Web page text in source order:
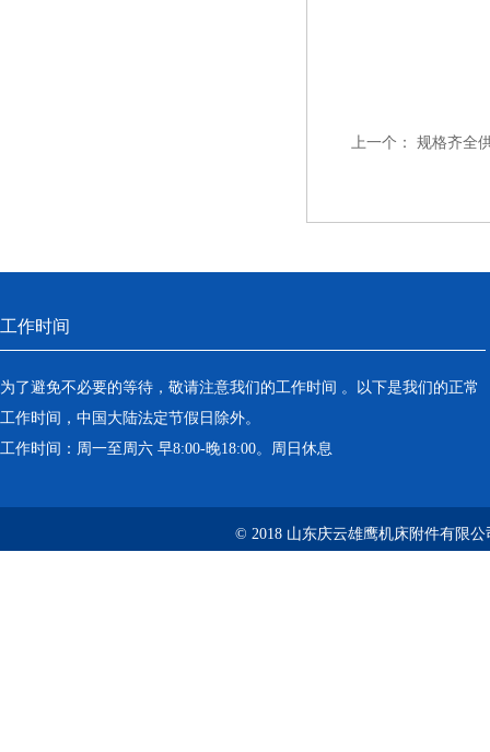
上一个： 规格齐全
工作时间
为了避免不必要的等待，敬请注意我们的工作时间 。以下是我们的正常
工作时间，中国大陆法定节假日除外。
工作时间：周一至周六 早8:00-晚18:00。周日休息
© 2018 山东庆云雄鹰机床附件有限